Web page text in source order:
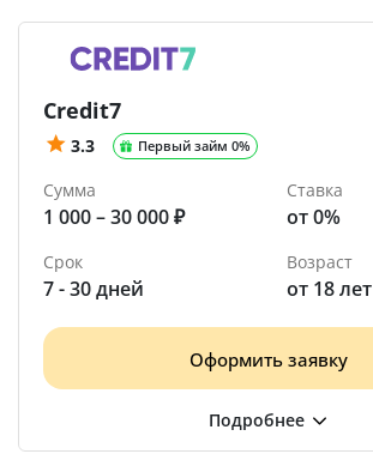
Credit7
3.3 Первый займ 0%
Сумма
1 000 – 30 000 ₽
Ставка
от 0%
Срок
7 - 30 дней
Возраст
от 18 лет
Оформить заявку